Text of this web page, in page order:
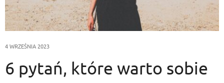
4 WRZEŚNIA 2023
6 pytań, które warto sobie